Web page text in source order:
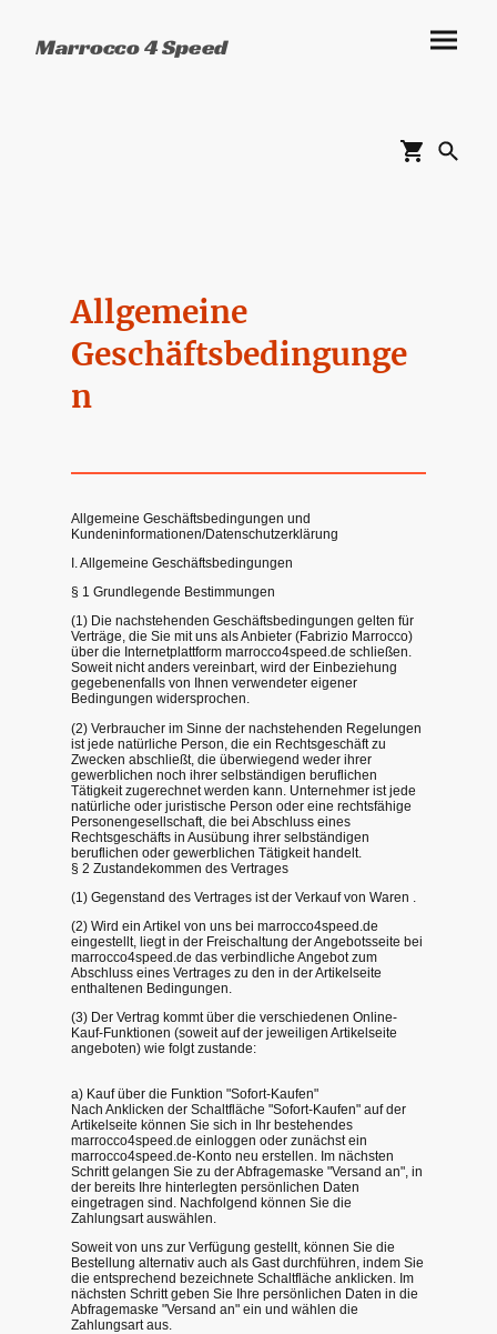
Marrocco 4 Speed
Allgemeine
Geschäftsbedingunge
n
Allgemeine Geschäftsbedingungen und
Kundeninformationen/Datenschutzerklärung
I. Allgemeine Geschäftsbedingungen
§ 1 Grundlegende Bestimmungen
(1) Die nachstehenden Geschäftsbedingungen gelten für
Verträge, die Sie mit uns als Anbieter (Fabrizio Marrocco)
über die Internetplattform marrocco4speed.de schließen.
Soweit nicht anders vereinbart, wird der Einbeziehung
gegebenenfalls von Ihnen verwendeter eigener
Bedingungen widersprochen.
(2) Verbraucher im Sinne der nachstehenden Regelungen
ist jede natürliche Person, die ein Rechtsgeschäft zu
Zwecken abschließt, die überwiegend weder ihrer
gewerblichen noch ihrer selbständigen beruflichen
Tätigkeit zugerechnet werden kann. Unternehmer ist jede
natürliche oder juristische Person oder eine rechtsfähige
Personengesellschaft, die bei Abschluss eines
Rechtsgeschäfts in Ausübung ihrer selbständigen
beruflichen oder gewerblichen Tätigkeit handelt.
§ 2 Zustandekommen des Vertrages
(1) Gegenstand des Vertrages ist der Verkauf von Waren .
(2) Wird ein Artikel von uns bei marrocco4speed.de
eingestellt, liegt in der Freischaltung der Angebotsseite bei
marrocco4speed.de das verbindliche Angebot zum
Abschluss eines Vertrages zu den in der Artikelseite
enthaltenen Bedingungen.
(3) Der Vertrag kommt über die verschiedenen Online-
Kauf-Funktionen (soweit auf der jeweiligen Artikelseite
angeboten) wie folgt zustande:
a) Kauf über die Funktion "Sofort-Kaufen"
Nach Anklicken der Schaltfläche "Sofort-Kaufen" auf der
Artikelseite können Sie sich in Ihr bestehendes
marrocco4speed.de einloggen oder zunächst ein
marrocco4speed.de-Konto neu erstellen. Im nächsten
Schritt gelangen Sie zu der Abfragemaske "Versand an", in
der bereits Ihre hinterlegten persönlichen Daten
eingetragen sind. Nachfolgend können Sie die
Zahlungsart auswählen.
Soweit von uns zur Verfügung gestellt, können Sie die
Bestellung alternativ auch als Gast durchführen, indem Sie
die entsprechend bezeichnete Schaltfläche anklicken. Im
nächsten Schritt geben Sie Ihre persönlichen Daten in die
Abfragemaske "Versand an" ein und wählen die
Zahlungsart aus.